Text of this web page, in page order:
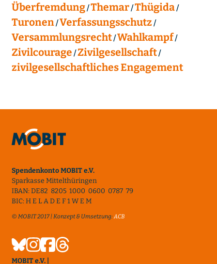
Überfremdung Themar Thügida
Turonen Verfassungsschutz
Versammlungsrecht Wahlkampf
Zivilcourage Zivilgesellschaft
zivilgesellschaftliches Engagement
Spendenkonto MOBIT e.V.
Sparkasse Mittelthüringen
IBAN: DE82 8205 1000 0600 0787 79
BIC: H E L A D E F 1 W E M
© MOBIT 2017 | Konzept & Umsetzung:ACB
MOBIT e.V. |